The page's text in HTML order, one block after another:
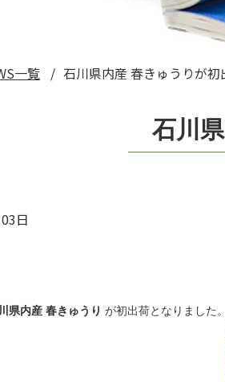
一覧 石川県内産 春きゅうりが初
石川
日
県内産 春きゅうり が初出荷となりました。